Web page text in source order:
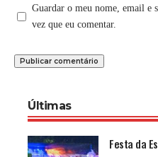
Guardar o meu nome, email e
vez que eu comentar.
Últimas
Festa da